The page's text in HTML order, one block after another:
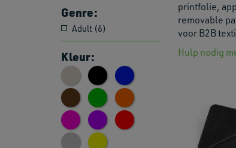
Genre:
Adult (6)
Kleur:
printfolie,
removable
voor B2B
Hulp nodig